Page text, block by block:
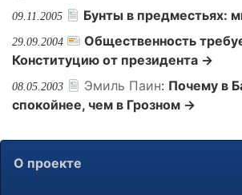
09.11.2005 Бунты в предместьях:
29.09.2004
Общественность
Конституцию от президента →
08.05.2003 Эмиль Паин: Почему в
спокойнее, чем в Грозном →
О проекте